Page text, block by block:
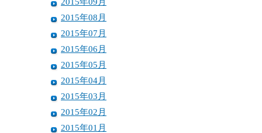
2015年08月
2015年07月
2015年06月
2015年05月
2015年04月
2015年03月
2015年02月
2015年01月